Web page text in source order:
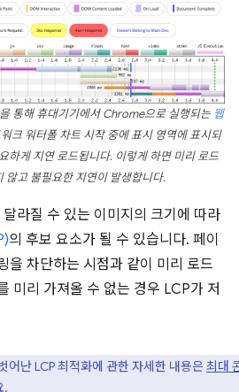
통해 휴대기기에서 Chrome으로 실행되는 웹
크 워터폴 차트 시작 중에 표시 영역에 표시되
하게 지연 로드됩니다. 이렇게 하면 미리 로드
않고 불필요한 지연이 발생합니다.
라질 수 있는 이미지의 크기에 따라
의 후보 요소가 될 수 있습니다. 페이
을 차단하는 시점과 같이 미리 로드
미리 가져올 수 없는 경우 LCP가 저
어난 LCP 최적화에 관한 자세한 내용은 최대
.